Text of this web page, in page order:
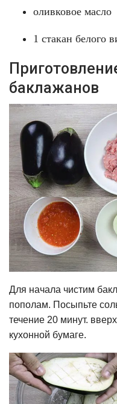
оливковое масло
1 стакан белого
баклажанов
Для начала чистим
пополам. Посыпьте
течение 20 минут.
кухонной бумаге.